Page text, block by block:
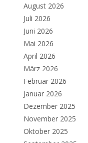
August 2026
Juli 2026
Juni 2026
Mai 2026
April 2026
März 2026
Februar 2026
Januar 2026
Dezember 2025
November 2025
Oktober 2025